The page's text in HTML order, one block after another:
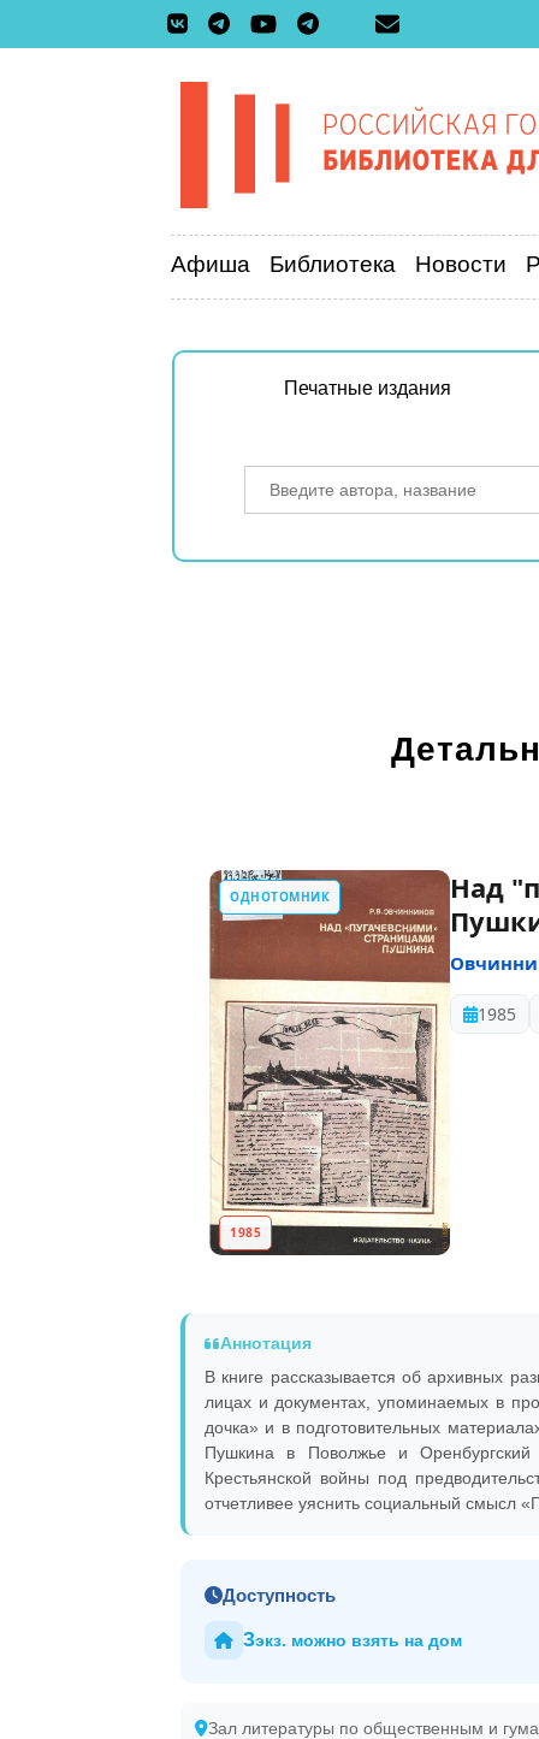
Афиша Библиотека Новости
Печатные издания
ОДНОТОМНИК
1985
Над
1985
Аннотация
В книге рассказывается об архивных
лицах и документах, упоминаемых в
дочка» и в подготовительных
Пушкина в Поволжье и
Крестьянской войны под
отчетливее уяснить социальный смысл
Доступность
3экз. можно взять на дом
Зал литературы по общественным и